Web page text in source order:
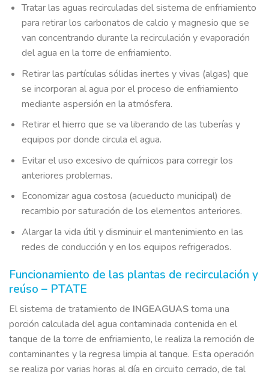
Tratar las aguas recirculadas del sistema de enfriamiento
para retirar los carbonatos de calcio y magnesio que se
van concentrando durante la recirculación y evaporación
del agua en la torre de enfriamiento.
Retirar las partículas sólidas inertes y vivas (algas) que
se incorporan al agua por el proceso de enfriamiento
mediante aspersión en la atmósfera.
Retirar el hierro que se va liberando de las tuberías y
equipos por donde circula el agua.
Evitar el uso excesivo de químicos para corregir los
anteriores problemas.
Economizar agua costosa (acueducto municipal) de
recambio por saturación de los elementos anteriores.
Alargar la vida útil y disminuir el mantenimiento en las
redes de conducción y en los equipos refrigerados.
Funcionamiento de las plantas de recirculación y
reúso – PTATE
El sistema de tratamiento de INGEAGUAStoma una
porción calculada del agua contaminada contenida en el
tanque de la torre de enfriamiento, le realiza la remoción de
contaminantes y la regresa limpia al tanque. Esta operación
se realiza por varias horas al día en circuito cerrado, de tal